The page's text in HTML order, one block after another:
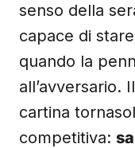
senso della
capace di
quando la
all’avversario.
cartina
competitiva: